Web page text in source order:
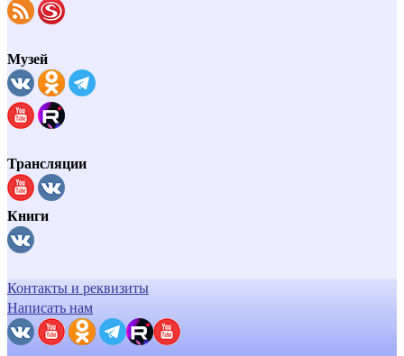
Музей
Трансляции
Книги
Контакты и реквизиты
Написать нам